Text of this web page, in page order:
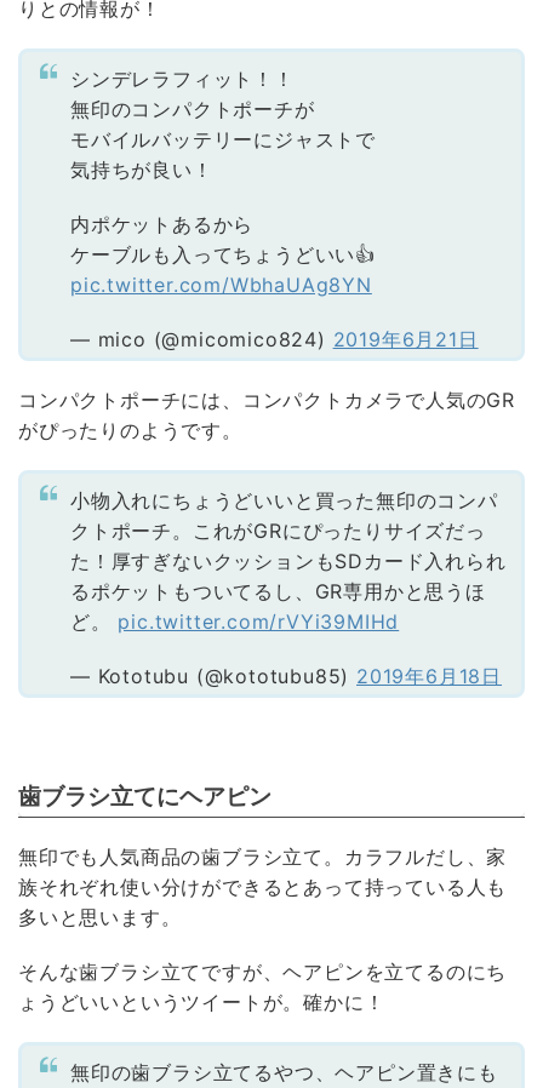
りとの情報が！
シンデレラフィット！！
無印のコンパクトポーチが
モバイルバッテリーにジャストで
気持ちが良い！
内ポケットあるから
ケーブルも入ってちょうどいい👍
pic.twitter.com/WbhaUAg8YN
— mico (@micomico824) 2019年6月21日
コンパクトポーチには、コンパクトカメラで人気のGR
がぴったりのようです。
小物入れにちょうどいいと買った無印のコンパ
クトポーチ。これがGRにぴったりサイズだっ
た！厚すぎないクッションもSDカード入れられ
るポケットもついてるし、GR専用かと思うほ
ど。 pic.twitter.com/rVYi39MIHd
— Kototubu (@kototubu85) 2019年6月18日
歯ブラシ立てにヘアピン
無印でも人気商品の歯ブラシ立て。カラフルだし、家
族それぞれ使い分けができるとあって持っている人も
多いと思います。
そんな歯ブラシ立てですが、ヘアピンを立てるのにち
ょうどいいというツイートが。確かに！
無印の歯ブラシ立てるやつ、ヘアピン置きにも